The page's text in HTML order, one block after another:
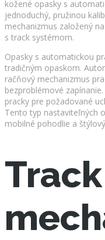
kožené opasky s
jednoduchý, pružinou
mechanizmus založený
s track systémom.
Opasky s automatickou
tradičným opaskom.
račňový mechanizmus
bezproblémové
pracky pre požadované
Tento typ nastaviteľných
mobilné pohodlie a